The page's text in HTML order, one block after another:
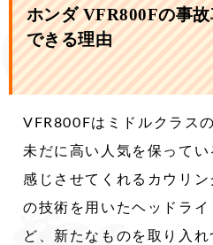
ホンダ VFR800Fの事
できる理由
VFR800Fはミドルクラス
未だに高い人気を保って
感じさせてくれるカウリ
の技術を用いたヘッドラ
ど、新たなものを取り入